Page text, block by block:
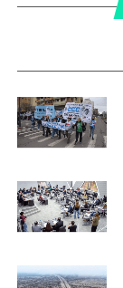
Sin embargo,
llevó un
copadas de
un sábado”,
buscarlos, los